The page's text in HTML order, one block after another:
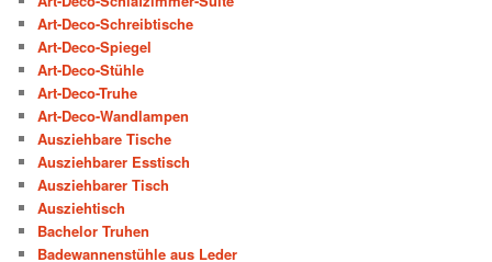
Art-Deco-Schreibtische
Art-Deco-Spiegel
Art-Deco-Stühle
Art-Deco-Truhe
Art-Deco-Wandlampen
Ausziehbare Tische
Ausziehbarer Esstisch
Ausziehbarer Tisch
Ausziehtisch
Bachelor Truhen
Badewannenstühle aus Leder